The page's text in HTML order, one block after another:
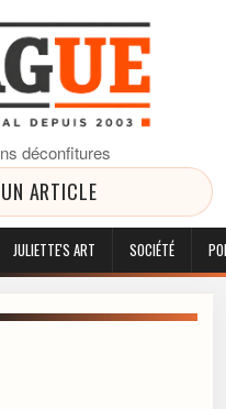
déconfitures
ARTICLE
JULIETTE'S ART SOCIÉTÉ